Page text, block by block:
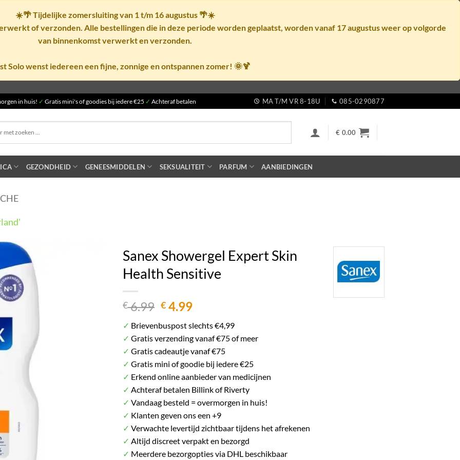
☀️🌴Tijdelijke zomersluiting van 1 t/m 16 augustus🌴☀️
of verzonden. Alle bestellingen die in deze periode worden geplaatst, worden vanaf 17 augustusweer op volgorde
van binnenkomst verwerkt en verzonden.
Solo wenst iedereen een fijne, zonnige en ontspannen zomer! 🌞🍹
in huis! ✓ Gratis mini's of goodies bij iedere €25 ✓ Achteraf betalen MA T/M VR 8-18U 085-0290877
€ 0.00
GEZONDHEID GENEESMIDDELEN SEKSUALITEIT PARFUM AANBIEDINGEN
Het plaatje kan afwijken van het daadwerkelijke product.
Sanex Showergel Expert Skin
Health Sensitive
€6.99 Oorspronkelijke
was:
€ 6.99.
€ 4.99Huidige
is:
€ 4.99.
✓ Brievenbuspost slechts €4,99
✓ Gratis verzending vanaf €75 of meer
✓ Gratis cadeautje vanaf €75
✓ Gratis mini of goodie bij iedere €25
✓ Erkend online aanbieder van medicijnen
✓ Achteraf betalen Billink of Riverty
✓ Vandaag besteld = overmorgen in huis!
✓ Klanten geven ons een +9
✓ Verwachte levertijd zichtbaar tijdens het afrekenen
✓ Altijd discreet verpakt en bezorgd
✓ Meerdere bezorgopties via DHL beschikbaar